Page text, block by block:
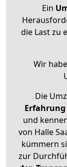
Ein
die Last zu
Wir
Die
Erfahrung
und
von Halle
kümmern
zur